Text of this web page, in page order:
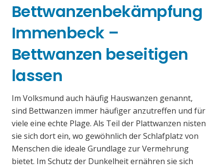
Bettwanzenbekämpfung
Immenbeck –
Bettwanzen beseitigen
lassen
Im Volksmund auch häufig Hauswanzen genannt,
sind Bettwanzen immer häufiger anzutreffen und für
viele eine echte Plage. Als Teil der Plattwanzen nisten
sie sich dort ein, wo gewöhnlich der Schlafplatz von
Menschen die ideale Grundlage zur Vermehrung
bietet. Im Schutz der Dunkelheit ernähren sie sich